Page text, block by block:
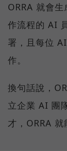
ORRA 就會
作流程的 AI
署，且每位
作。
換句話說，
立企業 AI 團
才，ORRA